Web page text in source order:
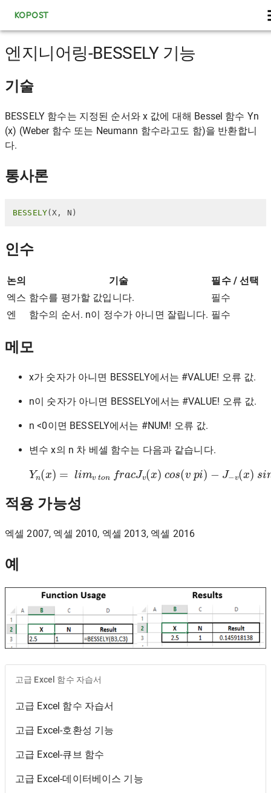
KOPOST
엔지니어링-BESSELY 기능
기술
BESSELY 함수는 지정된 순서와 x 값에 대해 Bessel 함수 Yn
(x) (Weber 함수 또는 Neumann 함수라고도 함)을 반환합니
다.
통사론
BESSELY(X, N)
인수
논의 기술
필수 / 선택
엑스 함수를 평가할 값입니다.
필수
엔
함수의 순서. n이 정수가 아니면 잘립니다. 필수
메모
x가 숫자가 아니면 BESSELY에서는 #VALUE! 오류 값.
n이 숫자가 아니면 BESSELY에서는 #VALUE! 오류 값.
n <0이면 BESSELY에서는 #NUM! 오류 값.
변수 x의 n 차 베셀 함수는 다음과 같습니다.
(x)= v ton f racJv(x) cos pi
J−v(x) sin (v pi)
적용 가능성
엑셀 2007, 엑셀 2010, 엑셀 2013, 엑셀 2016
예
고급 Excel 함수 자습서
고급 Excel 함수 자습서
고급 Excel-호환성 기능
고급 Excel-큐브 함수
고급 Excel-데이터베이스 기능